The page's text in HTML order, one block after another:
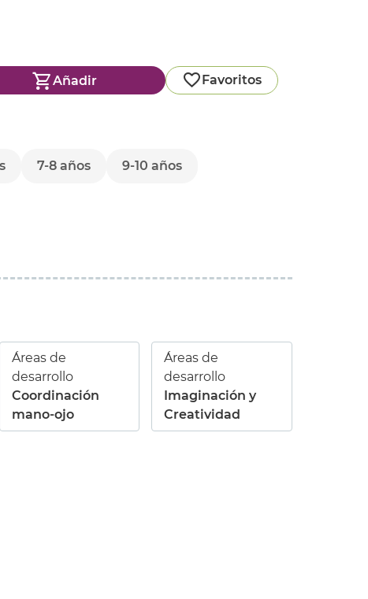
Añadir Favoritos
7-8 años
9-10 años
Áreas de
desarrollo
Coordinación
mano-ojo
Áreas de
desarrollo
Imaginación y
Creatividad